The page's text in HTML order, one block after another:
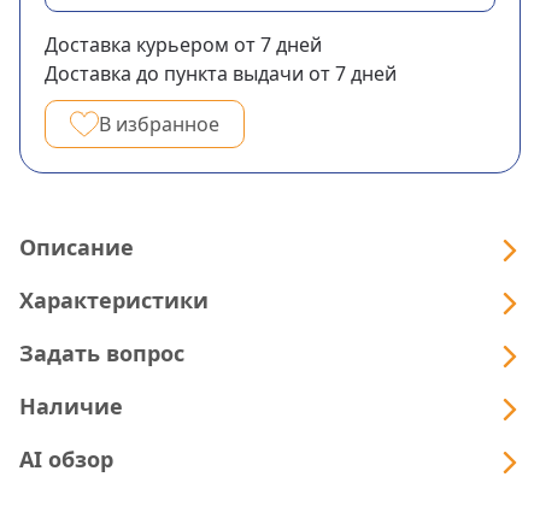
Доставка курьером от 7дней
Доставка до пункта выдачи от 7дней
В избранное
Описание
Характеристики
Задать вопрос
Наличие
AI обзор